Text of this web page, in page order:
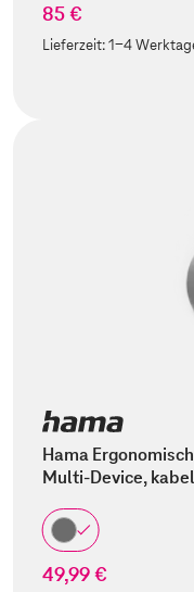
85 €
Lieferzeit:1-4
Hama
Multi-Device,
49,99 €